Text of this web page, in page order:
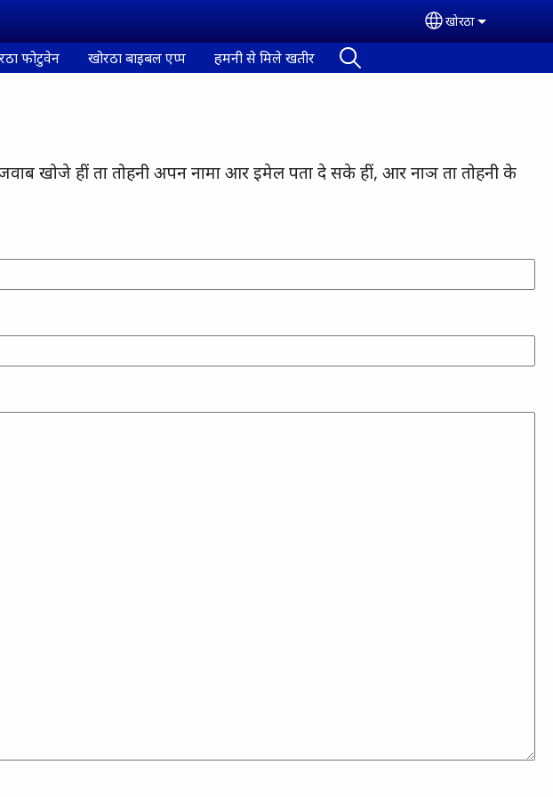
Select your
खोरठा
फोटुवेन खोरठा बाइबल एप्प हमनी से मिले खतीर
खोजे हीं ता तोहनी अपन नामा आर इमेल पता दे सके हीं, आर नाञ ता तोहनी के